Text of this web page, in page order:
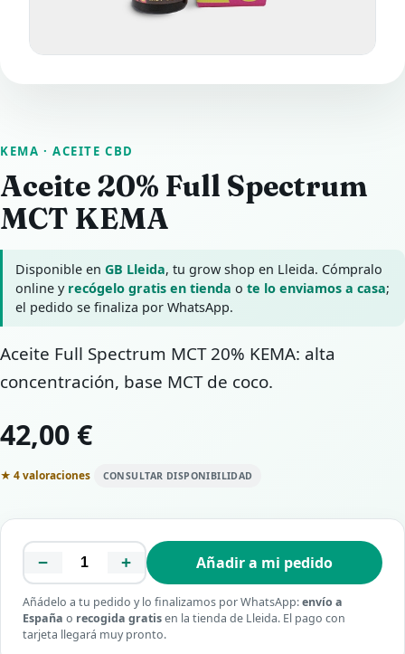
KEMA · ACEITE CBD
Aceite 20% Full Spectrum
MCT KEMA
Disponible enGB Lleida, tu grow shop en Lleida. Cómpralo
online y recógelo gratis en tienda ote lo enviamos a casa;
el pedido se finaliza por WhatsApp.
Aceite Full Spectrum MCT 20% KEMA: alta
concentración, base MCT de coco.
42,00 €
★ 4 valoraciones CONSULTAR DISPONIBILIDAD
− + Añadir a mi pedido
Añádelo a tu pedido y lo finalizamos por WhatsApp:envío a
España o recogida gratisen la tienda de Lleida. El pago con
tarjeta llegará muy pronto.